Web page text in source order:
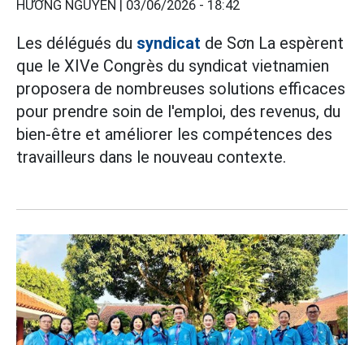
HƯƠNG NGUYỄN | 03/06/2026 - 18:42
Les délégués du syndicat de Sơn La espèrent
que le XIVe Congrès du syndicat vietnamien
proposera de nombreuses solutions efficaces
pour prendre soin de l'emploi, des revenus, du
bien-être et améliorer les compétences des
travailleurs dans le nouveau contexte.